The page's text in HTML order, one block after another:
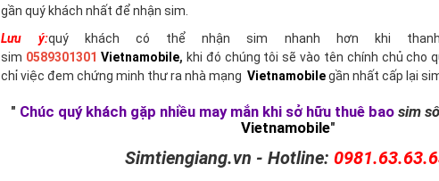
gần quý khách nhất để nhận sim.
Lưu ý:quý khách có thể nhận sim nhanh hơn khi
sim 0589301301 Vietnamobile, khi đó chúng tôi sẽ vào tên chính chủ cho
chỉ việc đem chứng minh thư ra nhà mạng Vietnamobilegần nhất cấp lại
" Chúc quý khách gặp nhiều may mắn khi sở hữu thuê baosim
Vietnamobile"
Simtiengiang.vn - Hotline: